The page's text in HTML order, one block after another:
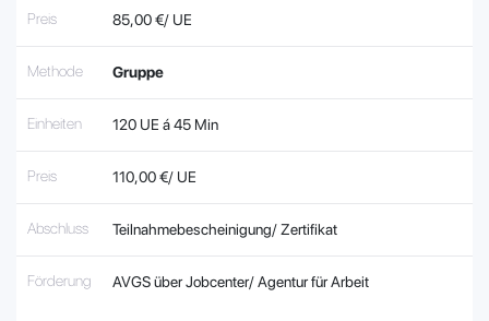
Preis 85,00 €/ UE
Methode Gruppe
Einheiten 120 UE á 45 Min
Preis 110,00 €/ UE
Abschluss Teilnahmebescheinigung/ Zertifikat
Förderung AVGS über Jobcenter/ Agentur für Arbeit